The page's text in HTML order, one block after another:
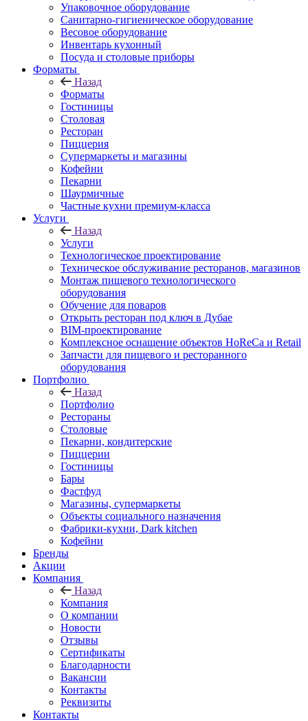
Упаковочное оборудование
Санитарно-гигиеническое оборудование
Весовое оборудование
Инвентарь кухонный
Посуда и столовые приборы
Форматы
Назад
Форматы
Гостиницы
Столовая
Ресторан
Пиццерия
Супермаркеты и магазины
Кофейни
Пекарни
Шаурмичные
Частные кухни премиум-класса
Услуги
Назад
Услуги
Технологическое проектирование
Техническое обслуживание ресторанов, магазинов
Монтаж пищевого технологического
оборудования
Обучение для поваров
Открыть ресторан под ключ в Дубае
BIM-проектирование
Комплексное оснащение объектов HoReCa и Retail
Запчасти для пищевого и ресторанного
оборудования
Портфолио
Назад
Портфолио
Рестораны
Столовые
Пекарни, кондитерские
Пиццерии
Гостиницы
Бары
Фастфуд
Магазины, супермаркеты
Объекты социального назначения
Фабрики-кухни, Dark kitchen
Кофейни
Бренды
Акции
Компания
Назад
Компания
О компании
Новости
Отзывы
Сертификаты
Благодарности
Вакансии
Контакты
Реквизиты
Контакты